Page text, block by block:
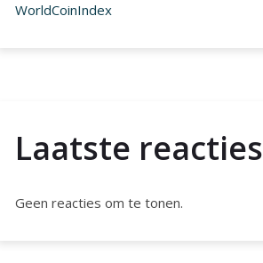
WorldCoinIndex
Laatste reacties
Geen reacties om te tonen.